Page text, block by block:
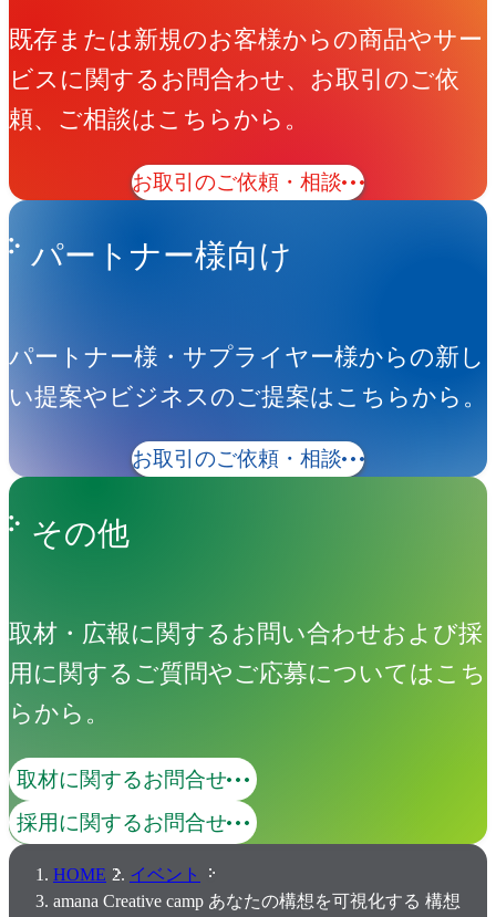
既存または新規のお客様からの商品やサー
ビスに関するお問合わせ、お取引のご依
頼、ご相談はこちらから。
お取引のご依頼・相談
パートナー様向け
パートナー様・サプライヤー様からの新し
い提案やビジネスのご提案はこちらから。
お取引のご依頼・相談
その他
取材・広報に関するお問い合わせおよび採
用に関するご質問やご応募についてはこち
らから。
取材に関するお問合せ
採用に関するお問合せ
HOME
イベント
amana Creative camp あなたの構想を可視化する 構想